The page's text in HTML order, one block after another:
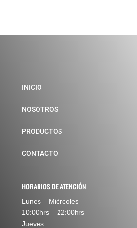
INICIO
NOSOTROS
PRODUCTOS
CONTACTO
HORARIOS DE ATENCIÓN
Lunes – Miércoles
10:00hrs – 22:00hrs
Jueves